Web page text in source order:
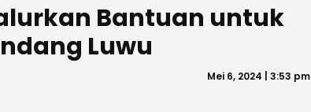
Bantuan untuk
Luwu
Mei 6, 2024 | 3:53 pm